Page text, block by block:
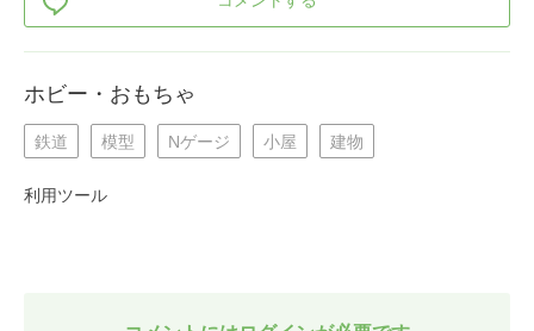
ホビー・おもちゃ
鉄道 模型 Nゲージ 小屋 建物
利用ツール